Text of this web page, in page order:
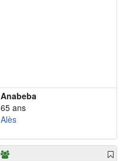
Anabeba
65 ans
Alès